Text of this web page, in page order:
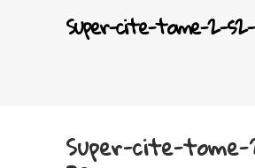
Super-cite-tome-2-
Super-cite-